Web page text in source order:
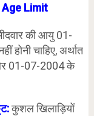
Limit
की आयु 01-
होनी चाहिए, अर्थात
01-07-2004 के
कुशल खिलाड़ियों